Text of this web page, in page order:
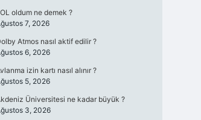
oldum ne demek ?
7, 2026
Atmos nasıl aktif edilir ?
6, 2026
izin kartı nasıl alınır ?
5, 2026
Üniversitesi ne kadar büyük ?
3, 2026